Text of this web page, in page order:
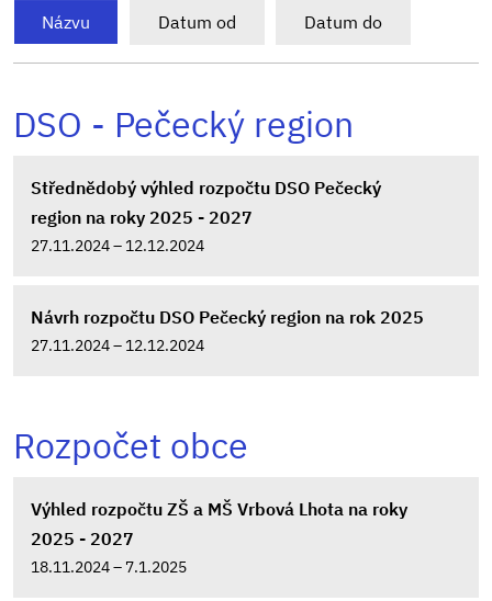
Názvu
Datum od Datum do
DSO - Pečecký region
Střednědobý výhled rozpočtu DSO Pečecký
region na roky 2025 - 2027
27.11.2024 – 12.12.2024
Návrh rozpočtu DSO Pečecký region na rok 2025
27.11.2024 – 12.12.2024
Rozpočet obce
Výhled rozpočtu ZŠ a MŠ Vrbová Lhota na roky
2025 - 2027
18.11.2024 – 7.1.2025